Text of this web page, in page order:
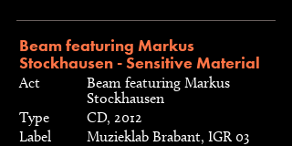
Beam featuring Markus
Stockhausen - Sensitive Material
Act
Beam featuring Markus
Stockhausen
Type
CD, 2012
Label
Muzieklab Brabant, IGR 03